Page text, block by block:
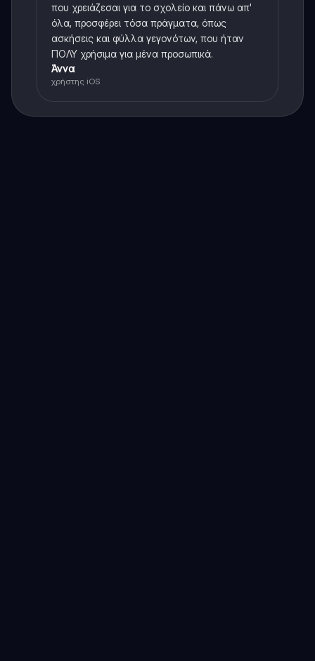
που χρειάζεσαι για το σχολείο και πάνω απ'
όλα, προσφέρει τόσα πράγματα, όπως
ασκήσεις και φύλλα γεγονότων, που ήταν
ΠΟΛΥ χρήσιμα για μένα προσωπικά.
Άννα
χρήστης iOS